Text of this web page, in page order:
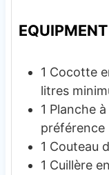
EQUIPMENT
1 Cocotte
litres
1 Planche
préférence
1 Couteau
1 Cuillère